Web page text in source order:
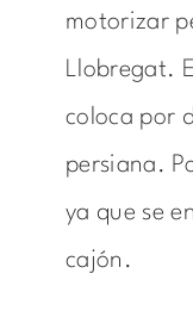
motorizar
Llobregat.
coloca por
persiana.
ya que se
cajón.